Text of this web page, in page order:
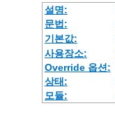
설명:
문법:
기본값:
사용장소:
Override 옵션:
상태:
모듈: